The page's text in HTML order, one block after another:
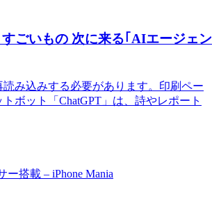
ごいもの 次に来る｢AIエージェン
み込みする必要があります。印刷ペー
ボット「ChatGPT」は、詩やレポート
ー搭載 – iPhone Mania